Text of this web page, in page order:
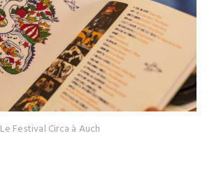
Le Festival Circa à Auch